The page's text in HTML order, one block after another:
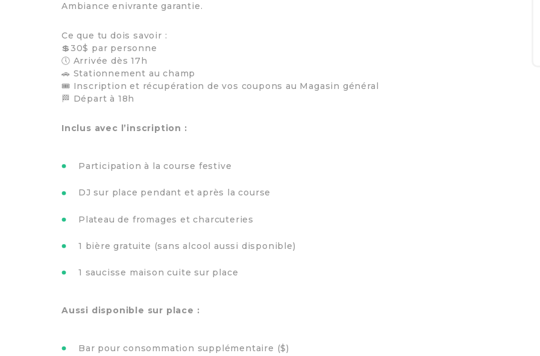
Ambiance enivrante garantie.
Ce que tu dois savoir :
💲30$ par personne
🕔 Arrivée dès 17h
🚗 Stationnement au champ
🎟 Inscription et récupération de vos coupons au Magasin général
🏁 Départ à 18h
Inclus avec l’inscription :
Participation à la course festive
DJ sur place pendant et après la course
Plateau de fromages et charcuteries
1 bière gratuite (sans alcool aussi disponible)
1 saucisse maison cuite sur place
Aussi disponible sur place :
Bar pour consommation supplémentaire ($)